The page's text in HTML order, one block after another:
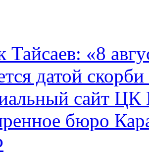
содержанию
Тайсаев: «8
датой
сайт ЦК
бюро